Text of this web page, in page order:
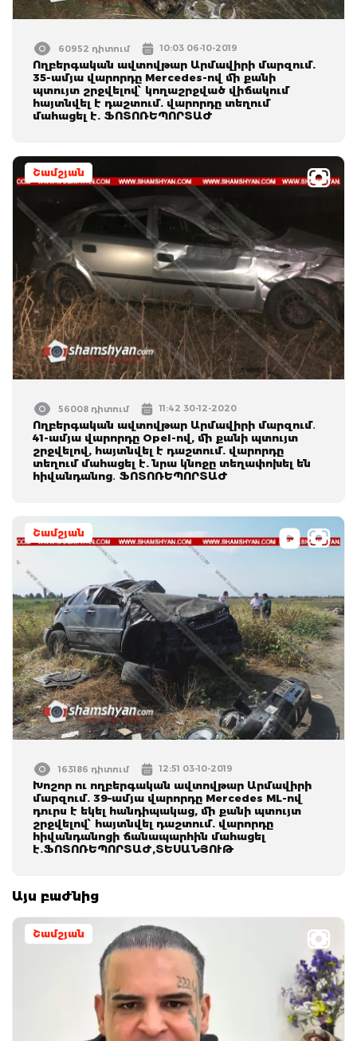
60952 դիտում 10:03 06-10-2019
Ողբերգական ավտովթար Արմավիրի մարզում.
35-ամյա վարորդը Mercedes-ով մի քանի
պտույտ շրջվելով՝ կողաշրջված վիճակում
հայտնվել է դաշտում. վարորդը տեղում
մահացել է. ՖՈՏՈՌԵՊՈՐՏԱԺ
Շամշյան
56008 դիտում 11:42 30-12-2020
Ողբերգական ավտովթար Արմավիրի մարզում․
41-ամյա վարորդը Opel-ով, մի քանի պտույտ
շրջվելով, հայտնվել է դաշտում. վարորդը
տեղում մահացել է. նրա կնոջը տեղափոխել են
հիվանդանոց․ ՖՈՏՈՌԵՊՈՐՏԱԺ
Շամշյան
163186 դիտում 12:51 03-10-2019
Խոշոր ու ողբերգական ավտովթար Արմավիրի
մարզում. 39–ամյա վարորդը Mercedes ML-ով
դուրս է եկել հանդիպակաց, մի քանի պտույտ
շրջվելով՝ հայտնվել դաշտում. վարորդը
հիվանդանոցի ճանապարհին մահացել
է.ՖՈՏՈՌԵՊՈՐՏԱԺ,ՏԵՍԱՆՅՈՒԹ
Այս բաժնից
Շամշյան